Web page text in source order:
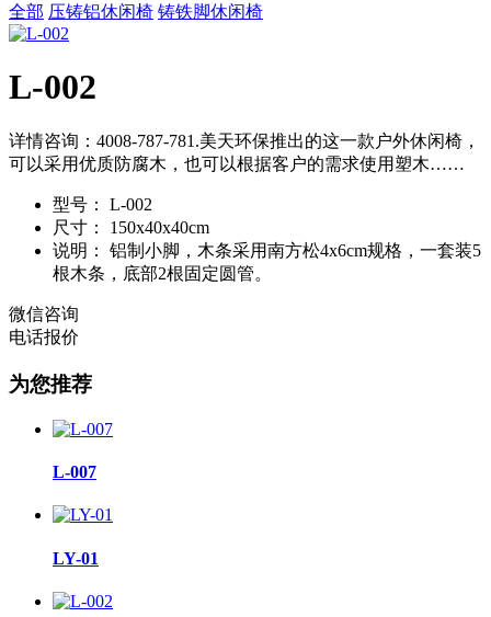
全部 压铸铝休闲椅 铸铁脚休闲椅
L-002
详情咨询：4008-787-781.美天环保推出的这一款户外休闲椅，
可以采用优质防腐木，也可以根据客户的需求使用塑木……
型号：
L-002
尺寸：
150x40x40cm
说明：
铝制小脚，木条采用南方松4x6cm规格，一套装5
根木条，底部2根固定圆管。
微信咨询
电话报价
为您推荐
L-007
LY-01